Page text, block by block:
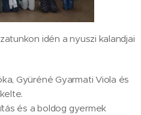
idén a nyuszi kalandjai
Gyüréné Gyarmati Viola és
és a boldog gyermek